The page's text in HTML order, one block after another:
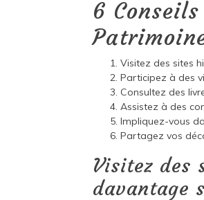
6
Visitez des sites
Participez à des
Consultez des
Assistez à des
Impliquez-vous
Partagez vos
Visitez des
davantage